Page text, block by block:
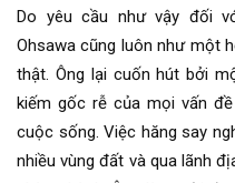
Do yêu cầu như vậy đối
Ohsawa cũng luôn như một
thật. Ông lại cuốn hút bởi
kiếm gốc rễ của mọi vấn
cuộc sống. Việc hăng say
nhiều vùng đất và qua lãnh